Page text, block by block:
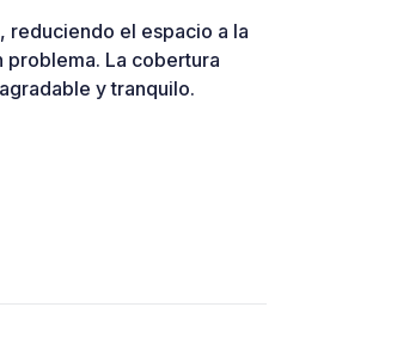
reduciendo el espacio a la
problema. La cobertura
y tranquilo.